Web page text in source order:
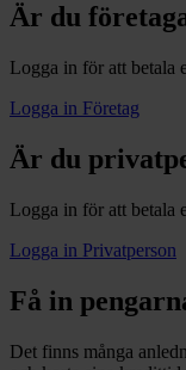
Är du
Logga in för att betala
Logga in Företag
Är du
Logga in för att betala
Logga in Privatperson
Få in
Det finns många